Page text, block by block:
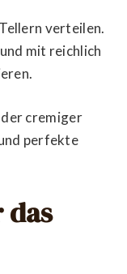
verteilen.
mit reichlich
cremiger
perfekte